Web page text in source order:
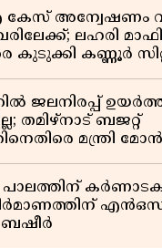
അന്വേഷണം
ലഹരി
കുടുക്കി കണ്ണൂർ
ജലനിരപ്പ്
തമിഴ്നാട് ബജറ്റ്
മന്ത്രി
കർണാടക
എൻഒസി
ബഷീർ